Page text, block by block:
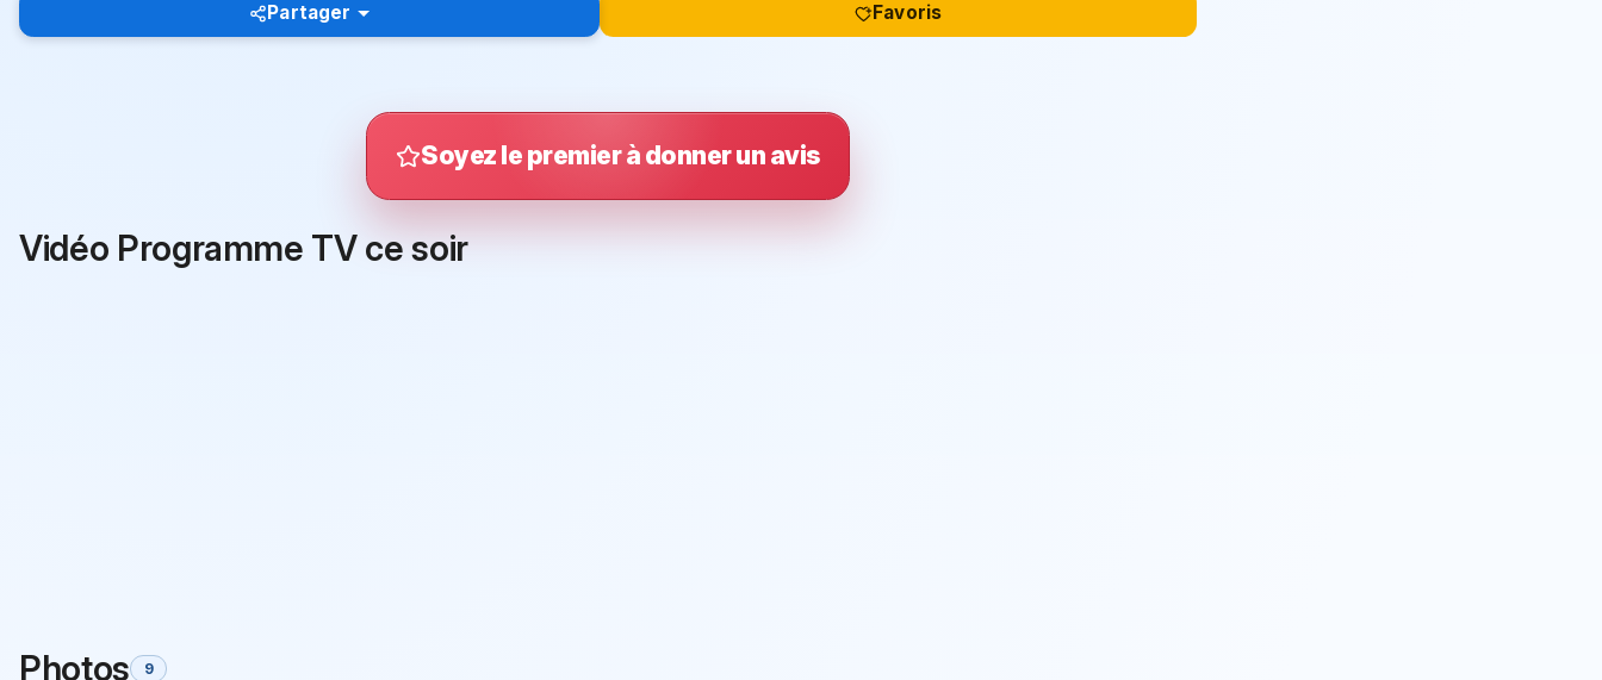
Partager Favoris
Soyez le premier à donner un avis
Vidéo Programme TV ce soir
Photos 9